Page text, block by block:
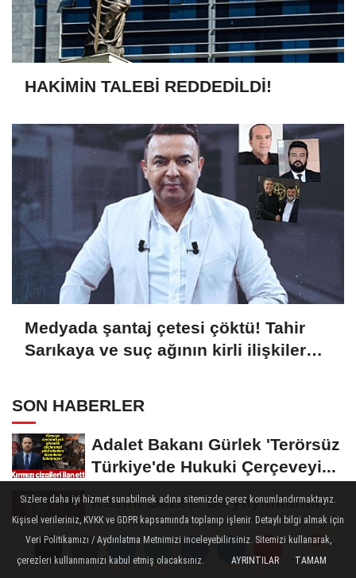
Yorumlar
Yorumlar
Yorumlar
HAKİMİN TALEBİ REDDEDİLDİ!
Medyada şantaj çetesi çöktü! Tahir
Sarıkaya ve suç ağının kirli ilişkiler
SON HABERLER
Adalet Bakanı Gürlek 'Terörsüz
Türkiye'de Hukuki Çerçeveyi...
Resmi Gazete’de yayımlandı:
Kritik yeşil pasaport kararı
Borç patladı icra fırladı
Sizlere daha iyi hizmet sunabilmek adına sitemizde çerez konumlandırmaktayız.
Kişisel verileriniz, KVKK ve GDPR kapsamında toplanıp işlenir. Detaylı bilgi almak için
Veri Politikamızı / Aydınlatma Metnimizi inceleyebilirsiniz. Sitemizi kullanarak,
çerezleri kullanmamızı kabul etmiş olacaksınız.
AYRINTILAR TAMAM